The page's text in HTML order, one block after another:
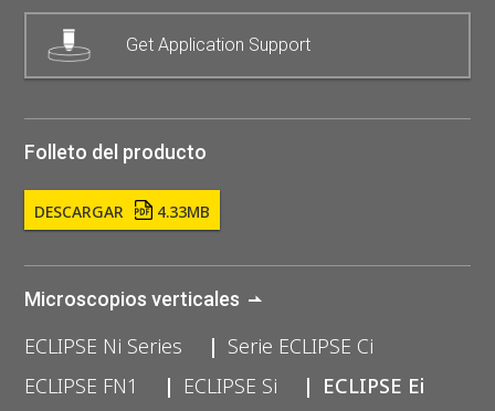
Get Application Support
Folleto del producto
DESCARGAR 4.33MB
Microscopios verticales
ECLIPSE Ni Series
Serie ECLIPSE Ci
ECLIPSE FN1
ECLIPSE Si
ECLIPSE Ei